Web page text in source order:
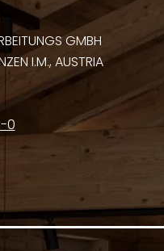
GMBH
I.M., AUSTRIA
0